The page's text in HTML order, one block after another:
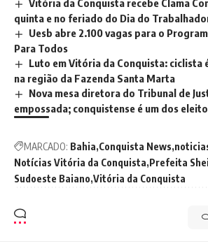
Vitória da Conquista recebe Clama
quinta e no feriado do Dia do
Uesb abre 2.100 vagas para o
Para Todos
Luto em Vitória da Conquista: ciclista
na região da Fazenda Santa Marta
Nova mesa diretora do Tribunal de
empossada; conquistense é um dos
MARCADO: Bahia Conquista News
Notícias Vitória da Conquista Prefeita
Sudoeste Baiano Vitória da Conquista